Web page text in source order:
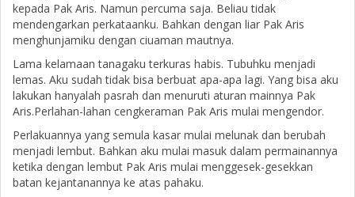
kepada Pak Aris. Namun percuma saja. Beliau tidak
mendengarkan perkataanku. Bahkan dengan liar Pak Aris
menghunjamiku dengan ciuaman mautnya.
Lama kelamaan tanagaku terkuras habis. Tubuhku menjadi
lemas. Aku sudah tidak bisa berbuat apa-apa lagi. Yang bisa aku
lakukan hanyalah pasrah dan menuruti aturan mainnya Pak
Aris.Perlahan-lahan cengkeraman Pak Aris mulai mengendor.
Perlakuannya yang semula kasar mulai melunak dan berubah
menjadi lembut. Bahkan aku mulai masuk dalam permainannya
ketika dengan lembut Pak Aris mulai menggesek-gesekkan
batan kejantanannya ke atas pahaku.